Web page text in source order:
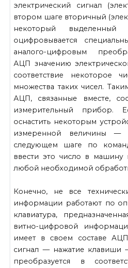
электрический сигнал
втором шаге вторичный
некоторый выделенный
оцифровывается
аналого-цифровым
АЦП значению
соответствие некоторое
множества таких чисел.
АЦП, связанные вместе,
измери­тельный прибор.
оснастить некоторым
измеренной величины —
следующем шаге по
ввести это число в машину
любой необходимой
Конечно, не все
информации работают по
клавиатура,
витно-цифровой
имеет в своем составе
сигнал — нажатие клавиши
преобразуется в